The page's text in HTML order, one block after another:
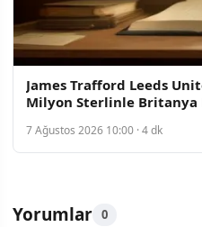
James Trafford Leeds
Milyon Sterlinle Britanya
7 Ağustos 2026 10:00 · 4 dk
Yorumlar 0